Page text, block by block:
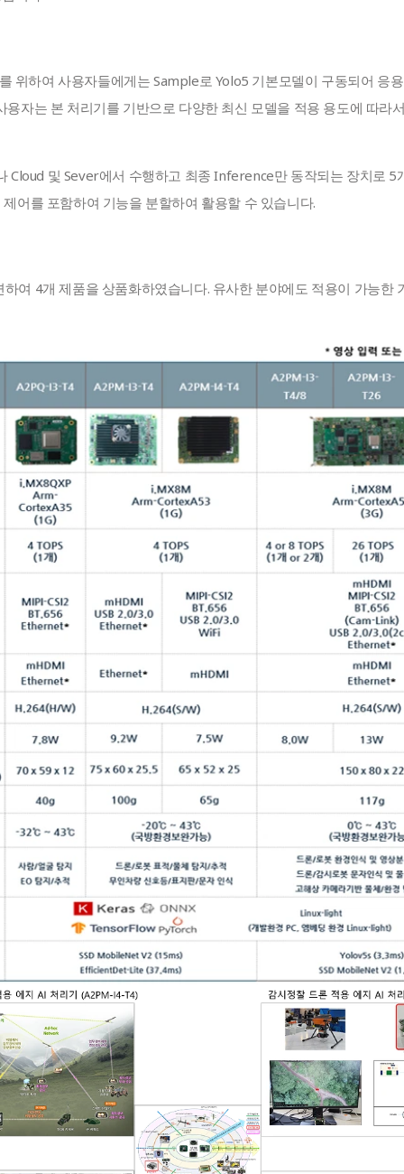
위하여 사용자들에게는 Sample로 Yolo5 기본모델이 구동되어 응
용자는 본 처리기를 기반으로 다양한 최신 모델을 적용 용도에 따라
Cloud 및 Sever에서 수행하고 최종 Inference만 동작되는 장치로 5
어를 포함하여 기능을 분할하여 활용할 수 있습니다.
여 4개 제품을 상품화하였습니다. 유사한 분야에도 적용이 가능한